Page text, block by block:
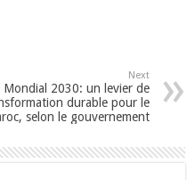
Next
Mondial 2030: un levier de
durable pour le
selon le gouvernement